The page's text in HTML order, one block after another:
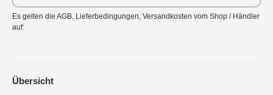
Es gelten die AGB, Lieferbedingungen, Versandkosten vom Shop / Händler
auf:
Übersicht